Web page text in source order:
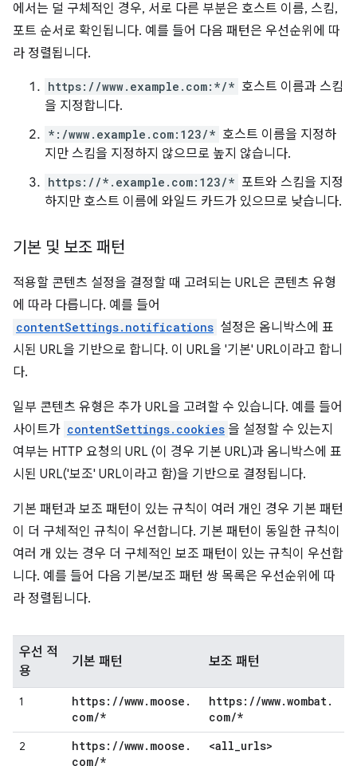
에서는 덜 구체적인 경우, 서로 다른 부분은 호스트 이름, 스킴,
포트 순서로 확인됩니다. 예를 들어 다음 패턴은 우선순위에 따
라 정렬됩니다.
https://www.example.com:*/* 호스트 이름과 스킴
을 지정합니다.
*:/www.example.com:123/* 호스트 이름을 지정하
지만 스킴을 지정하지 않으므로 높지 않습니다.
https://*.example.com:123/* 포트와 스킴을 지정
하지만 호스트 이름에 와일드 카드가 있으므로 낮습니다.
기본 및 보조 패턴
적용할 콘텐츠 설정을 결정할 때 고려되는 URL은 콘텐츠 유형
에 따라 다릅니다. 예를 들어
contentSettings.notifications 설정은 옴니박스에 표
시된 URL을 기반으로 합니다. 이 URL을 '기본' URL이라고 합니
다.
일부 콘텐츠 유형은 추가 URL을 고려할 수 있습니다. 예를 들어
사이트가 contentSettings.cookies 을 설정할 수 있는지
여부는 HTTP 요청의 URL (이 경우 기본 URL)과 옴니박스에 표
시된 URL('보조' URL이라고 함)을 기반으로 결정됩니다.
기본 패턴과 보조 패턴이 있는 규칙이 여러 개인 경우 기본 패턴
이 더 구체적인 규칙이 우선합니다. 기본 패턴이 동일한 규칙이
여러 개 있는 경우 더 구체적인 보조 패턴이 있는 규칙이 우선합
니다. 예를 들어 다음 기본/보조 패턴 쌍 목록은 우선순위에 따
라 정렬됩니다.
우선 적
용
기본 패턴 보조 패턴
1 https: //www. moose .
com/*
https: //www.wombat.
com/*
2 https: //www. moose .
com/*
<all_urls>